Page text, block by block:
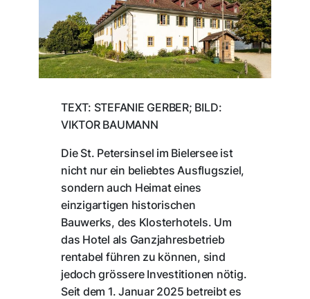
TEXT: STEFANIE GERBER; BILD:
VIKTOR BAUMANN
Die St. Petersinsel im Bielersee ist
nicht nur ein beliebtes Ausflugsziel,
sondern auch Heimat eines
einzigartigen historischen
Bauwerks, des Klosterhotels. Um
das Hotel als Ganzjahresbetrieb
rentabel führen zu können, sind
jedoch grössere Investitionen nötig.
Seit dem 1. Januar 2025 betreibt es